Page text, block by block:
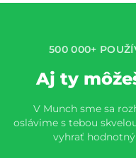
500 000+
Aj ty
V Munch sme sa
oslávime s tebou
vyhrať